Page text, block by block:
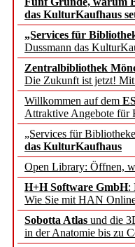
das KulturKaufhaus
„Services für
Dussmann das
Zentralbibliothek
Die Zukunft ist jetzt!
Willkommen auf dem
Attraktive Angebote für
„Services für
das KulturKaufhaus
Open Library: Öffnen,
H+H Software GmbH:
Wie Sie mit HAN
Sobotta Atlas und die
in der Anatomie bis zu
Mohr
und die